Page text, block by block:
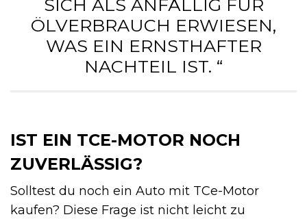
SICH ALS ANFÄLLIG FÜR
ÖLVERBRAUCH ERWIESEN,
WAS EIN ERNSTHAFTER
NACHTEIL IST. “
IST EIN TCE-MOTOR NOCH
ZUVERLÄSSIG?
Solltest du noch ein Auto mit TCe-Motor
kaufen? Diese Frage ist nicht leicht zu